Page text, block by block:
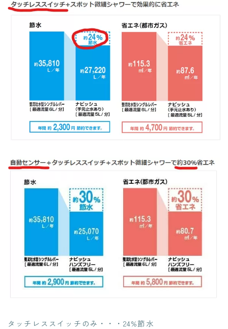
タッチレススイッチのみ・・・24%節水